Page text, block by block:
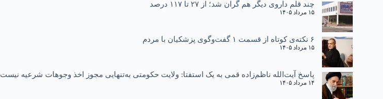
چند قلم داروی دیگر هم گران شد؛ از ۲۷ تا ۱۱۷ درصد
۱۵ مرداد ۱۴۰۵
۶ نکته‌ی کوتاه از قسمت ۱ گفت‌وگوی پزشکیان با مردم
۱۵ مرداد ۱۴۰۵
پاسخ آیت‌الله ناظم‌زاده قمی به یک استفتا: ولایت حکومتی به‌تنهایی مجوز اخذ وجوهات شرعیه نیست
۱۴ مرداد ۱۴۰۵